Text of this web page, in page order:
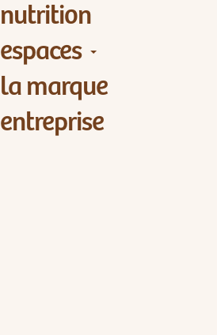
nutrition
espaces
la marque
entreprise